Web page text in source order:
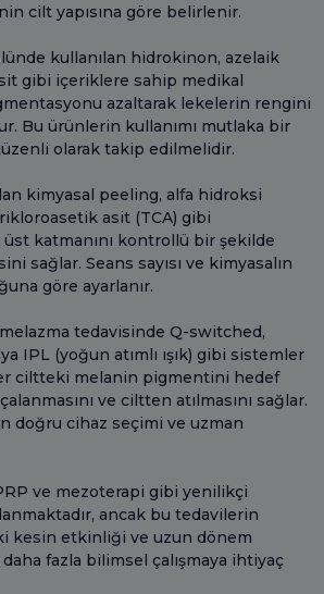
cilt yapısına göre belirlenir.
kullanılan hidrokinon, azelaik
gibi içeriklere sahip medikal
azaltarak lekelerin rengini
Bu ürünlerin kullanımı mutlaka bir
olarak takip edilmelidir.
kimyasal peeling, alfa hidroksi
asit (TCA) gibi
katmanını kontrollü bir şekilde
sağlar. Seans sayısı ve kimyasalın
göre ayarlanır.
tedavisinde Q-switched,
IPL (yoğun atımlı ışık) gibi sistemler
ciltteki melanin pigmentini hedef
ve ciltten atılmasını sağlar.
doğru cihaz seçimi ve uzman
ve mezoterapi gibi yenilikçi
ancak bu tedavilerin
kesin etkinliği ve uzun dönem
fazla bilimsel çalışmaya ihtiyaç